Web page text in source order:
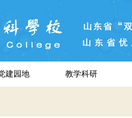
建园地 教学科研